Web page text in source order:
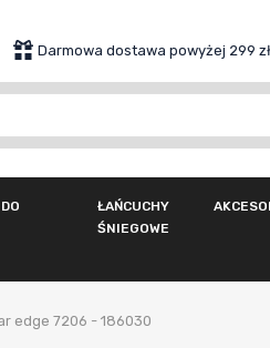
Darmowa dostawa powyżej 299 zł
ŁAŃCUCHY
ŚNIEGOWE
edge 7206 - 186030